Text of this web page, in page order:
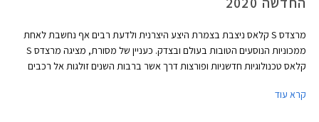
מרצדס S קלאס ניצבת בצמרת היצע היצרנית ולדעת רבים אף נחשבת לאחת
ממכוניות הנוסעים הטובות בעולם ובצדק. כעניין של מסורת, מציגה מרצדס S
קלאס טכנולוגיות חדשניות ופורצות דרך אשר ברבות השנים זולגות אל רכבים
לראשונה את כרית האוויר ואת מערכת בקרת השיוט האדפטיבית.
קרא עוד